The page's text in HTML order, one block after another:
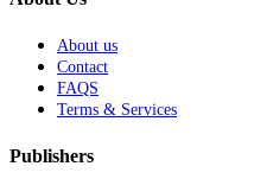
About us
Contact
FAQS
Terms & Services
Publishers